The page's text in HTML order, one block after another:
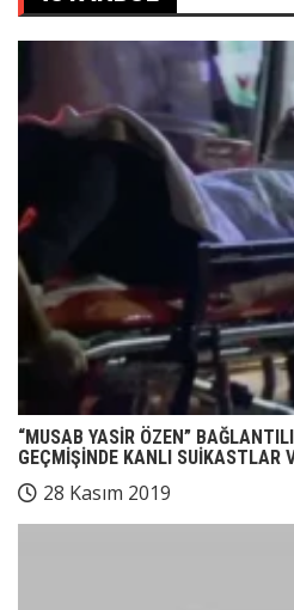
“MUSAB YASİR ÖZEN”
GEÇMİŞİNDE KANLI SUİKASTLAR
28 Kasım 2019